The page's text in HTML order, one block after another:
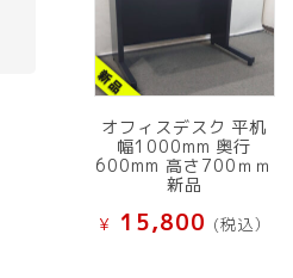
オフィスデスク 平机
幅1000mm 奥行
600mm 高さ700ｍｍ
新品
¥ 15,800 (税込）